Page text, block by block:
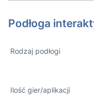
Podłoga
Rodzaj podłogi
Ilość gier/aplikacji